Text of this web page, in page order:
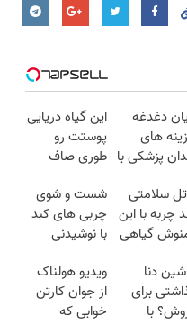
دغدغه
های
پزشکی با
خانگی
این گیاه دریایی
پوستت رو
طوری صاف
20سال جوون
شدی🔥
سلامتی
چربه با این
گیاهی
شست و شوی
چربی های کبد
با نوشیدنی
دنا
برای
با
ویدیو هولناک
از جوان کارتن
خوابی که